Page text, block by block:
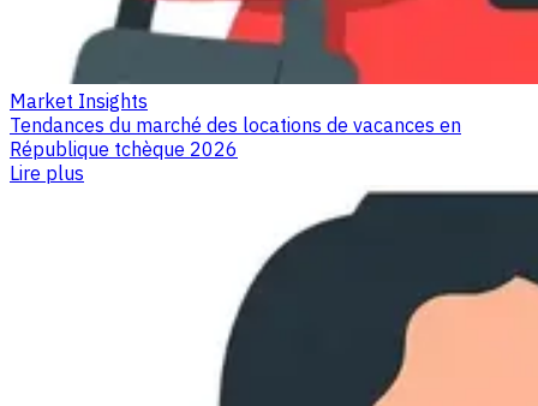
Market Insights
Tendances du marché des locations de vacances en
République tchèque 2026
Lire plus